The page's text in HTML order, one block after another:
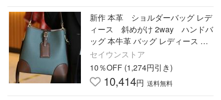
新作 本革 ショルダーバッグ レデ
ィース 斜めがけ 2way ハンドバ
ッグ 本牛革 バッグ レディース シ
ョルダーバッグ 斜めがけ ななめ掛
け 肩がけ バッグ
セイウンストア
10％OFF (1,274円引き)
10,414円 送料無料